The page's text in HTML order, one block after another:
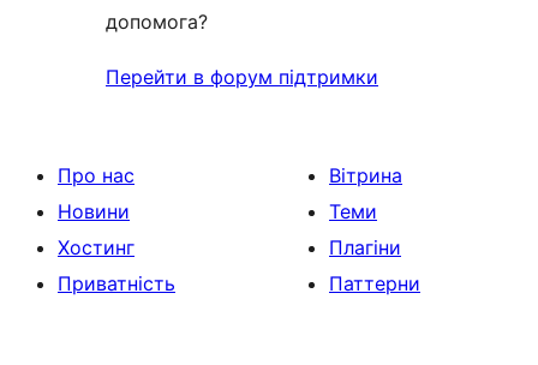
допомога?
Перейти в форум підтримки
Про нас
Новини
Хостинг
Приватність
Вітрина
Теми
Плагіни
Паттерни